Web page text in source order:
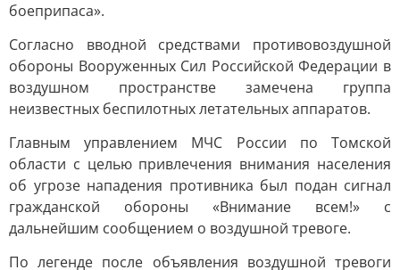
боеприпаса».
Согласно вводной средствами противовоздушной
обороны Вооруженных Сил Российской Федерации в
воздушном пространстве замечена группа
неизвестных беспилотных летательных аппаратов.
Главным управлением МЧС России по Томской
области с целью привлечения внимания населения
об угрозе нападения противника был подан сигнал
гражданской обороны «Внимание всем!» с
дальнейшим сообщением о воздушной тревоге.
По легенде после объявления воздушной тревоги